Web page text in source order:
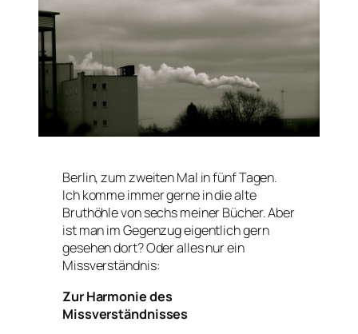
Berlin, zum zweiten Mal in fünf Tagen.
Ich komme immer gerne in die alte
Bruthöhle von sechs meiner Bücher. Aber
ist man im Gegenzug eigentlich gern
gesehen dort? Oder alles nur ein
Missverständnis:
Zur Harmonie des
Missverständnisses